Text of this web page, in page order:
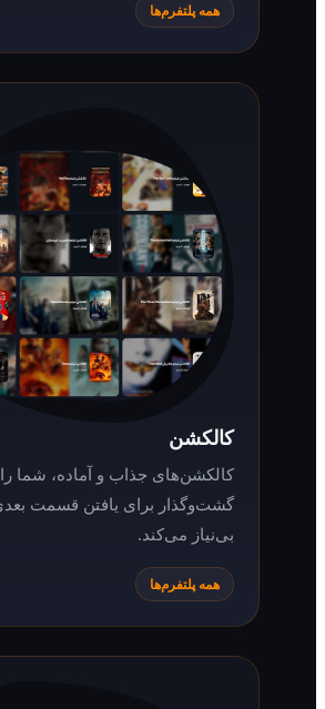
همه پلتفرم‌ها
کالکشن‌های جذاب و آماده، شما را از
گشت‌وگذار برای یافتن قسمت بعدی هر محتوا
بی‌نیاز می‌کند.
همه پلتفرم‌ها